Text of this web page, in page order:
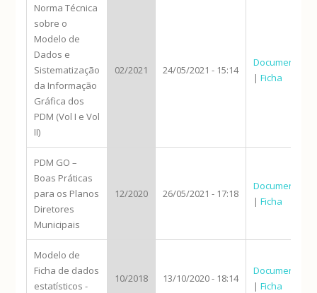
Norma Técnica
sobre o
Modelo de
Dados e
Sistematização
da Informação
Gráfica dos
PDM (Vol I e Vol
II)
02/2021 24/05/2021 - 15:14
Documento
|Ficha
PDM GO –
Boas Práticas
para os Planos
Diretores
Municipais
12/2020 26/05/2021 - 17:18
Documento
|Ficha
Modelo de
Ficha de dados
estatísticos -
10/2018 13/10/2020 - 18:14
Documento
|Ficha